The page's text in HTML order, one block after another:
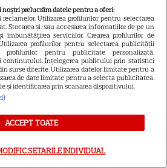
Sean Astin din „Stăpânul
Inelelor” a fost nevoit să își
vândă casa din cauza
salariului mic: Câți bani a
primit de fapt
VEDETE STRĂINE
Elon Musk, atac la adresa
regizorului premiat cu Oscar
care a realizat documentarul
despre viața sa. Filmul are 232
prelucrăm datele pentru a oferi:
reclamelor. Utilizarea profilurilor pentru selectarea
Stocarea și/sau accesarea informațiilor de pe un
îmbunătățirea serviciilor. Crearea profilurilor de
profilurilor pentru selectarea publicității
profilurilor pentru publicitate personalizată.
conținutului. Înțelegerea publicului prin statistici
surse diferite. Utilizarea datelor limitate pentru a
de date limitate pentru a selecta publicitatea.
și identificarea prin scanarea dispozitivului.
ACCEPT TOATE
SETARILE INDIVIDUAL